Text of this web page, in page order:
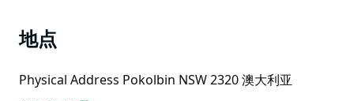
地点
Physical Address Pokolbin NSW 2320 澳大利亚